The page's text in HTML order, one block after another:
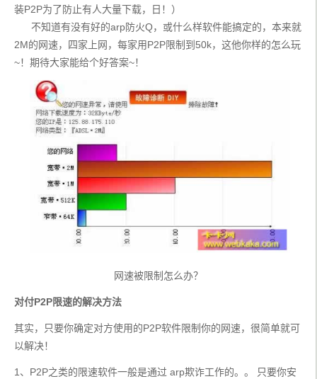
装P2P为了防止有人大量下载，日！）
不知道有没有好的arp防火Q，或什么样软件能搞定的，本来就
2M的网速，四家上网，每家用P2P限制到50k，这他你样的怎么玩
~！期待大家能给个好答案~！
网速被限制怎么办？
对付P2P限速的解决方法
其实，只要你确定对方使用的P2P软件限制你的网速，很简单就可
以解决！
1、P2P之类的限速软件一般是通过 arp欺诈工作的。。 只要你安